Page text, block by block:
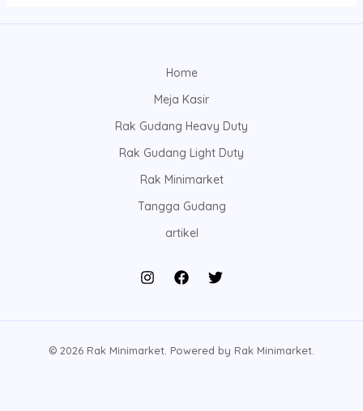
Home
Meja Kasir
Rak Gudang Heavy Duty
Rak Gudang Light Duty
Rak Minimarket
Tangga Gudang
artikel
© 2026 Rak Minimarket. Powered by Rak Minimarket.